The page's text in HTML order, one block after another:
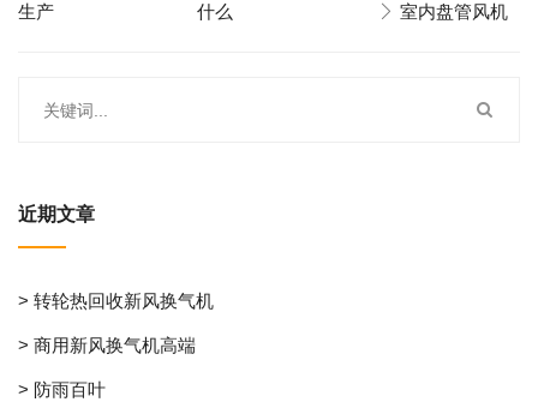
生产
什么
室内盘管风机
近期文章
> 转轮热回收新风换气机
> 商用新风换气机高端
> 防雨百叶